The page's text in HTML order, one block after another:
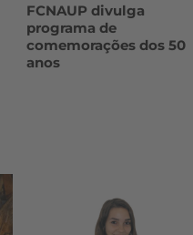
FCNAUP divulga
programa de
comemorações dos 50
anos